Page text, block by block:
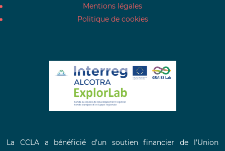
Mentions légales
Politique de cookies
La CCLA a bénéficié d’un soutien financier de l’Union